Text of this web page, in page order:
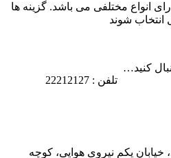
انواع مختلفی می باشد. گزینه ها
شوند
کنید…
تلفن : 22212127
خیابان یکم نیروی هوایی، کوچه